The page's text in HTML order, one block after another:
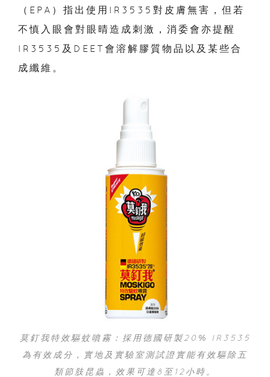
（EPA）指出使用IR3535對皮膚無害，但若
不慎入眼會對眼晴造成刺激，消委會亦提醒
IR3535及DEET會溶解膠質物品以及某些合
成纖維。
莫釘我特效驅蚊噴霧：採用德國研製20% IR3535
為有效成分，實地及實驗室測試證實能有效驅除五
類節肢昆蟲，效果可達8至12小時。